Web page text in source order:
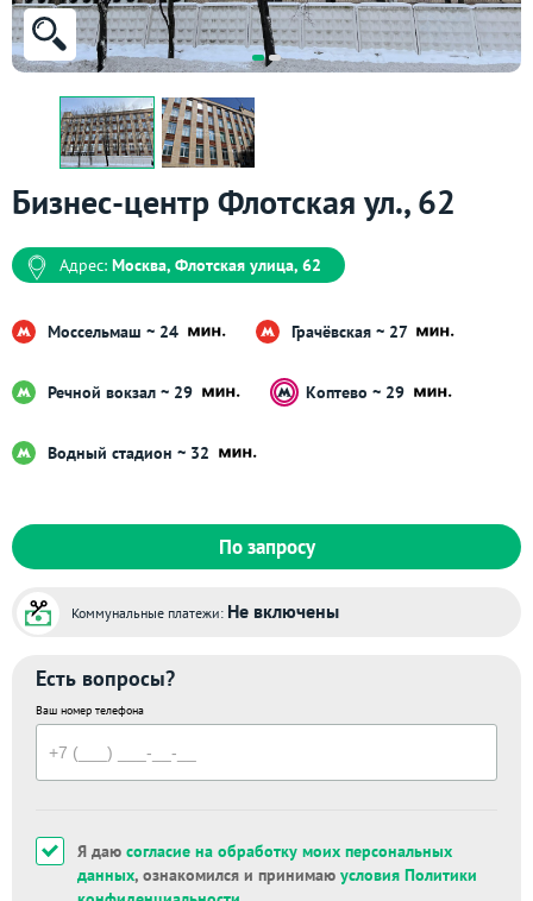
Бизнес-центр Флотская ул., 62
Адрес: Москва, Флотская улица, 62
Моссельмаш ~ 24 Грачёвская ~ 27
Речной вокзал ~ 29 Коптево ~ 29
Водный стадион ~ 32
По запросу
Коммунальные платежи: Не включены
Есть вопросы?
Ваш номер телефона
Я даю согласие на обработку моих персональных
данных, ознакомился и принимаю условия Политики